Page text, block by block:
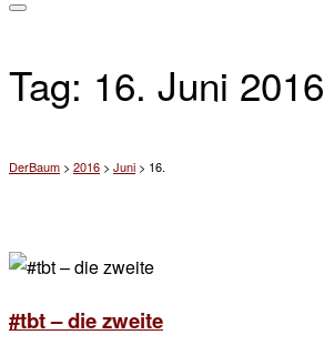
Tag: 16. Juni 2016
DerBaum > 2016 > Juni > 16.
#tbt – die zweite